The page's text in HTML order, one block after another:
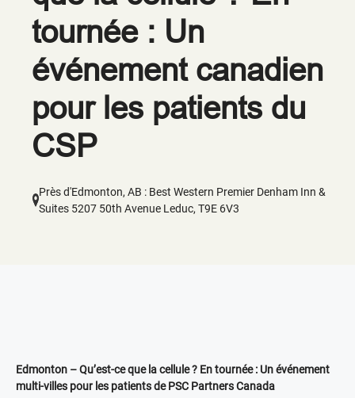
tournée : Un
événement canadien
pour les patients du
CSP
Près d'Edmonton, AB : Best Western Premier Denham Inn &
Suites 5207 50th Avenue Leduc, T9E 6V3
Edmonton – Qu’est-ce que la cellule ? En tournée : Un événement
multi-villes pour les patients de PSC Partners Canada